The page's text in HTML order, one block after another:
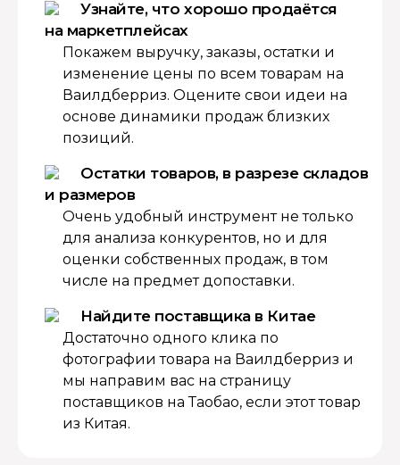
Узнайте, что хорошо продаётся
на маркетплейсах
Покажем выручку, заказы, остатки и
изменение цены по всем товарам на
Ваилдберриз. Оцените свои идеи на
основе динамики продаж близких
позиций.
Остатки товаров, в разрезе складов
и размеров
Очень удобный инструмент не только
для анализа конкурентов, но и для
оценки собственных продаж, в том
числе на предмет допоставки.
Найдите поставщика в Китае
Достаточно одного клика по
фотографии товара на Ваилдберриз и
мы направим вас на страницу
поставщиков на Таобао, если этот товар
из Китая.